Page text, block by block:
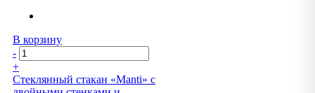
В корзину
-
+
Стеклянный стакан «Manti» с